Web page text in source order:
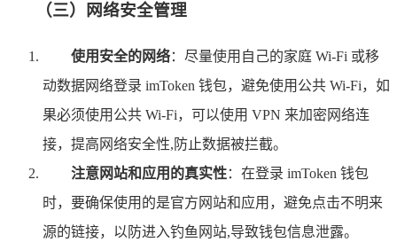
（三）网络安全管理
使用安全的网络：尽量使用自己的家庭 Wi-Fi 或移
动数据网络登录 imToken 钱包，避免使用公共 Wi-Fi，如
果必须使用公共 Wi-Fi，可以使用 VPN 来加密网络连
接，提高网络安全性,防止数据被拦截。
注意网站和应用的真实性：在登录 imToken 钱包
时，要确保使用的是官方网站和应用，避免点击不明来
源的链接，以防进入钓鱼网站,导致钱包信息泄露。